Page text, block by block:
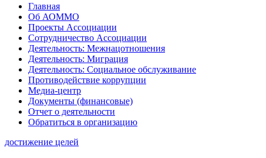
Главная
Об АОММО
Проекты Ассоциации
Сотрудничество Ассоциации
Деятельность: Межнацотношения
Деятельность: Миграция
Деятельность: Социальное обслуживание
Противодействие коррупции
Медиа-центр
Документы (финансовые)
Отчет о деятельности
Обратиться в организацию
достижение целей